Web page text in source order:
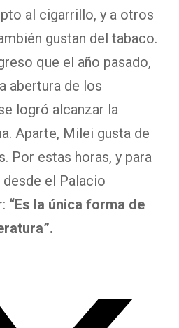
al cigarrillo, y a otros
gustan del tabaco.
que el año pasado,
abertura de los
logró alcanzar la
Aparte, Milei gusta de
Por estas horas, y para
el Palacio
“Es la única forma de